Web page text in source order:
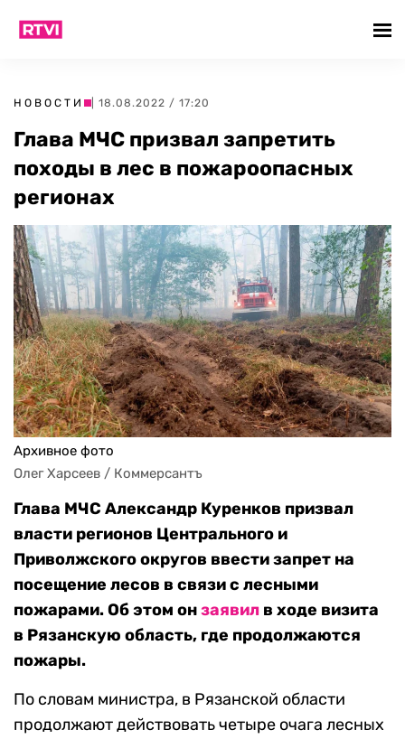
НОВОСТИ | 18.08.2022 / 17:20
Глава МЧС призвал запретить
походы в лес в пожароопасных
регионах
Архивное фото
Олег Харсеев / Коммерсантъ
Глава МЧС Александр Куренков призвал
власти регионов Центрального и
Приволжского округов ввести запрет на
посещение лесов в связи с лесными
пожарами. Об этом онзаявил в ходе визита
в Рязанскую область, где продолжаются
пожары.
По словам министра, в Рязанской области
продолжают действовать четыре очага лесных